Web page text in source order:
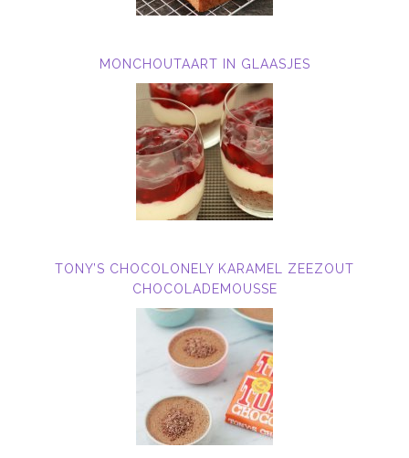
MONCHOUTAART IN GLAASJES
TONY’S CHOCOLONELY KARAMEL ZEEZOUT
CHOCOLADEMOUSSE